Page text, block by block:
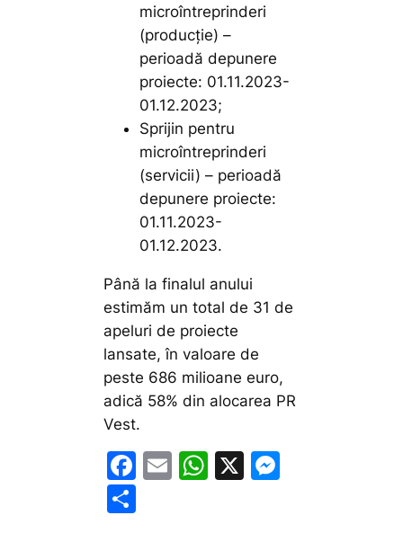
microîntreprinderi
(producție) –
perioadă depunere
proiecte: 01.11.2023-
01.12.2023;
Sprijin pentru
microîntreprinderi
(servicii) – perioadă
depunere proiecte:
01.11.2023-
01.12.2023.
Până la finalul anului
estimăm un total de 31 de
apeluri de proiecte
lansate, în valoare de
peste 686 milioane euro,
adică 58% din alocarea PR
Vest.
F
E
W X